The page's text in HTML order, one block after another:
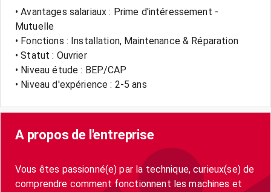
• Avantages salariaux : Prime d'intéressement -
Mutuelle
• Fonctions : Installation, Maintenance & Réparation
• Statut : Ouvrier
• Niveau étude : BEP/CAP
• Niveau d'expérience : 2-5 ans
A propos de l'entreprise
Vous êtes passionné(e) par la technique, curieux(se) de
comprendre comment fonctionnent les machines et